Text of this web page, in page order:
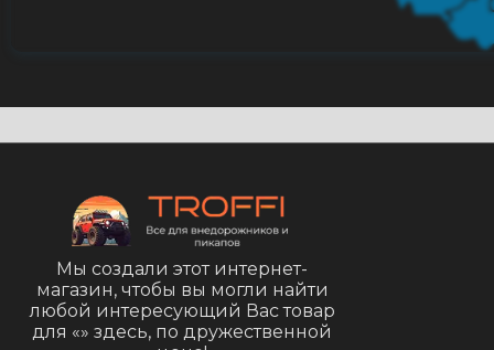
Мы создали этот интернет-
магазин, чтобы вы могли найти
любой интересующий Вас товар
для «» здесь, по дружественной